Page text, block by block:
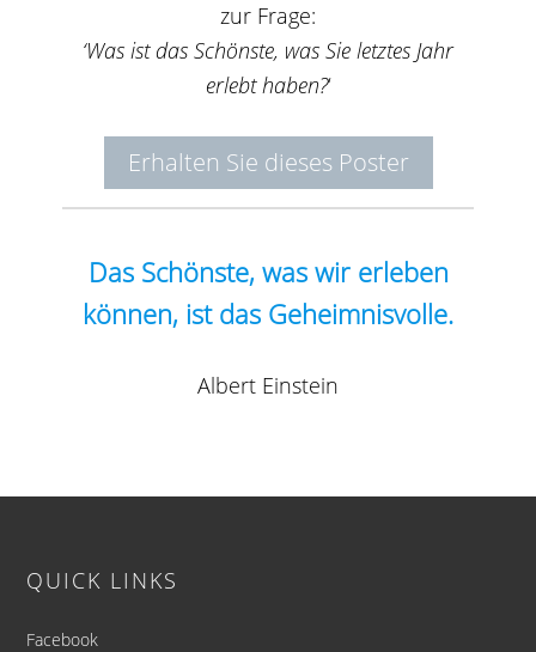
zur Frage:
‘Was ist das Schönste, was Sie letztes Jahr
erlebt haben?‘
Erhalten Sie dieses Poster
Das Schönste, was wir erleben
können, ist das Geheimnisvolle.
Albert Einstein
QUICK LINKS
Facebook